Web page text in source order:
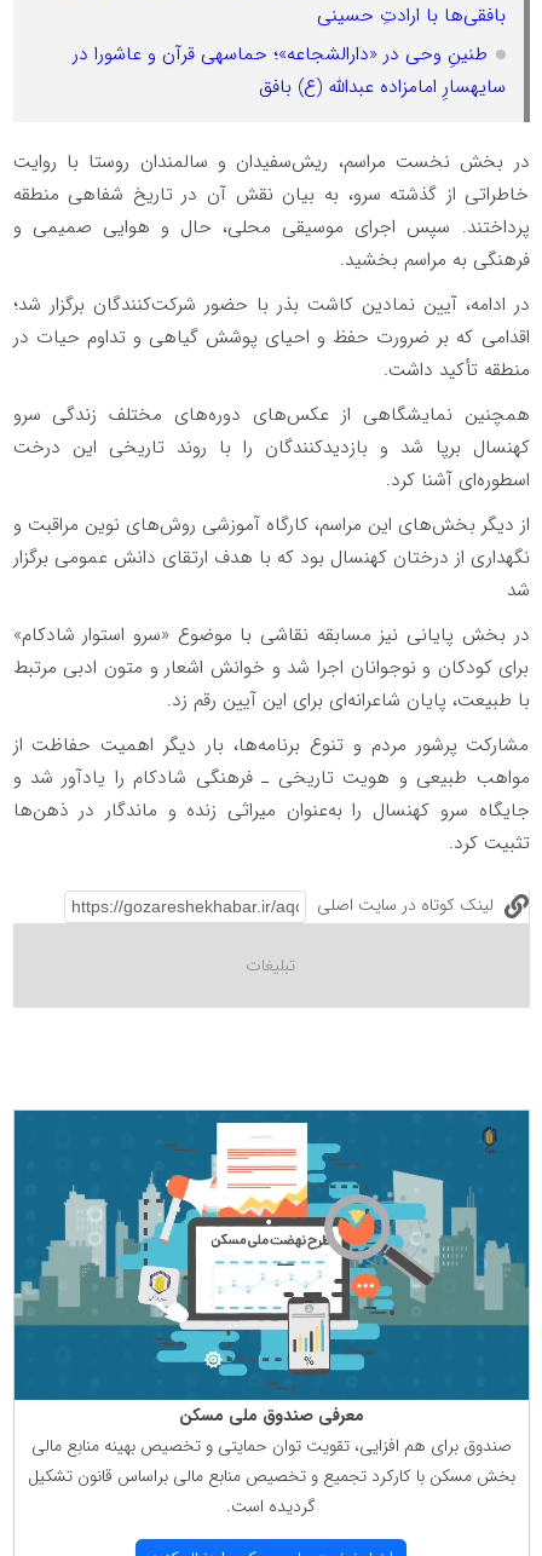
بافقی‌ها با ارادتِ حسینی
طنینِ وحی در «دارالشجاعه»؛ حماسهی قرآن و عاشورا در
سایهسارِ امامزاده عبدالله (ع) بافق
در بخش نخست مراسم، ریش‌سفیدان و سالمندان روستا با روایت
خاطراتی از گذشته سرو، به بیان نقش آن در تاریخ شفاهی منطقه
پرداختند. سپس اجرای موسیقی محلی، حال و هوایی صمیمی و
فرهنگی به مراسم بخشید.
در ادامه، آیین نمادین کاشت بذر با حضور شرکت‌کنندگان برگزار شد؛
اقدامی که بر ضرورت حفظ و احیای پوشش گیاهی و تداوم حیات در
منطقه تأکید داشت.
همچنین نمایشگاهی از عکس‌های دوره‌های مختلف زندگی سرو
کهنسال برپا شد و بازدیدکنندگان را با روند تاریخی این درخت
اسطوره‌ای آشنا کرد.
از دیگر بخش‌های این مراسم، کارگاه آموزشی روش‌های نوین مراقبت و
نگهداری از درختان کهنسال بود که با هدف ارتقای دانش عمومی برگزار
شد
در بخش پایانی نیز مسابقه نقاشی با موضوع «سرو استوار شادکام»
برای کودکان و نوجوانان اجرا شد و خوانش اشعار و متون ادبی مرتبط
با طبیعت، پایان شاعرانه‌ای برای این آیین رقم زد.
مشارکت پرشور مردم و تنوع برنامه‌ها، بار دیگر اهمیت حفاظت از
مواهب طبیعی و هویت تاریخی ـ فرهنگی شادکام را یادآور شد و
جایگاه سرو کهنسال را به‌عنوان میراثی زنده و ماندگار در ذهن‌ها
تثبیت کرد.
لینک کوتاه در سایت اصلی
معرفی صندوق ملی مسكن
صندوق برای هم افزایی، تقویت توان حمایتی و تخصیص بهینه منابع مالی
بخش مسكن با كاركرد تجمیع و تخصیص منابع مالی براساس قانون تشكیل
گردیده است.